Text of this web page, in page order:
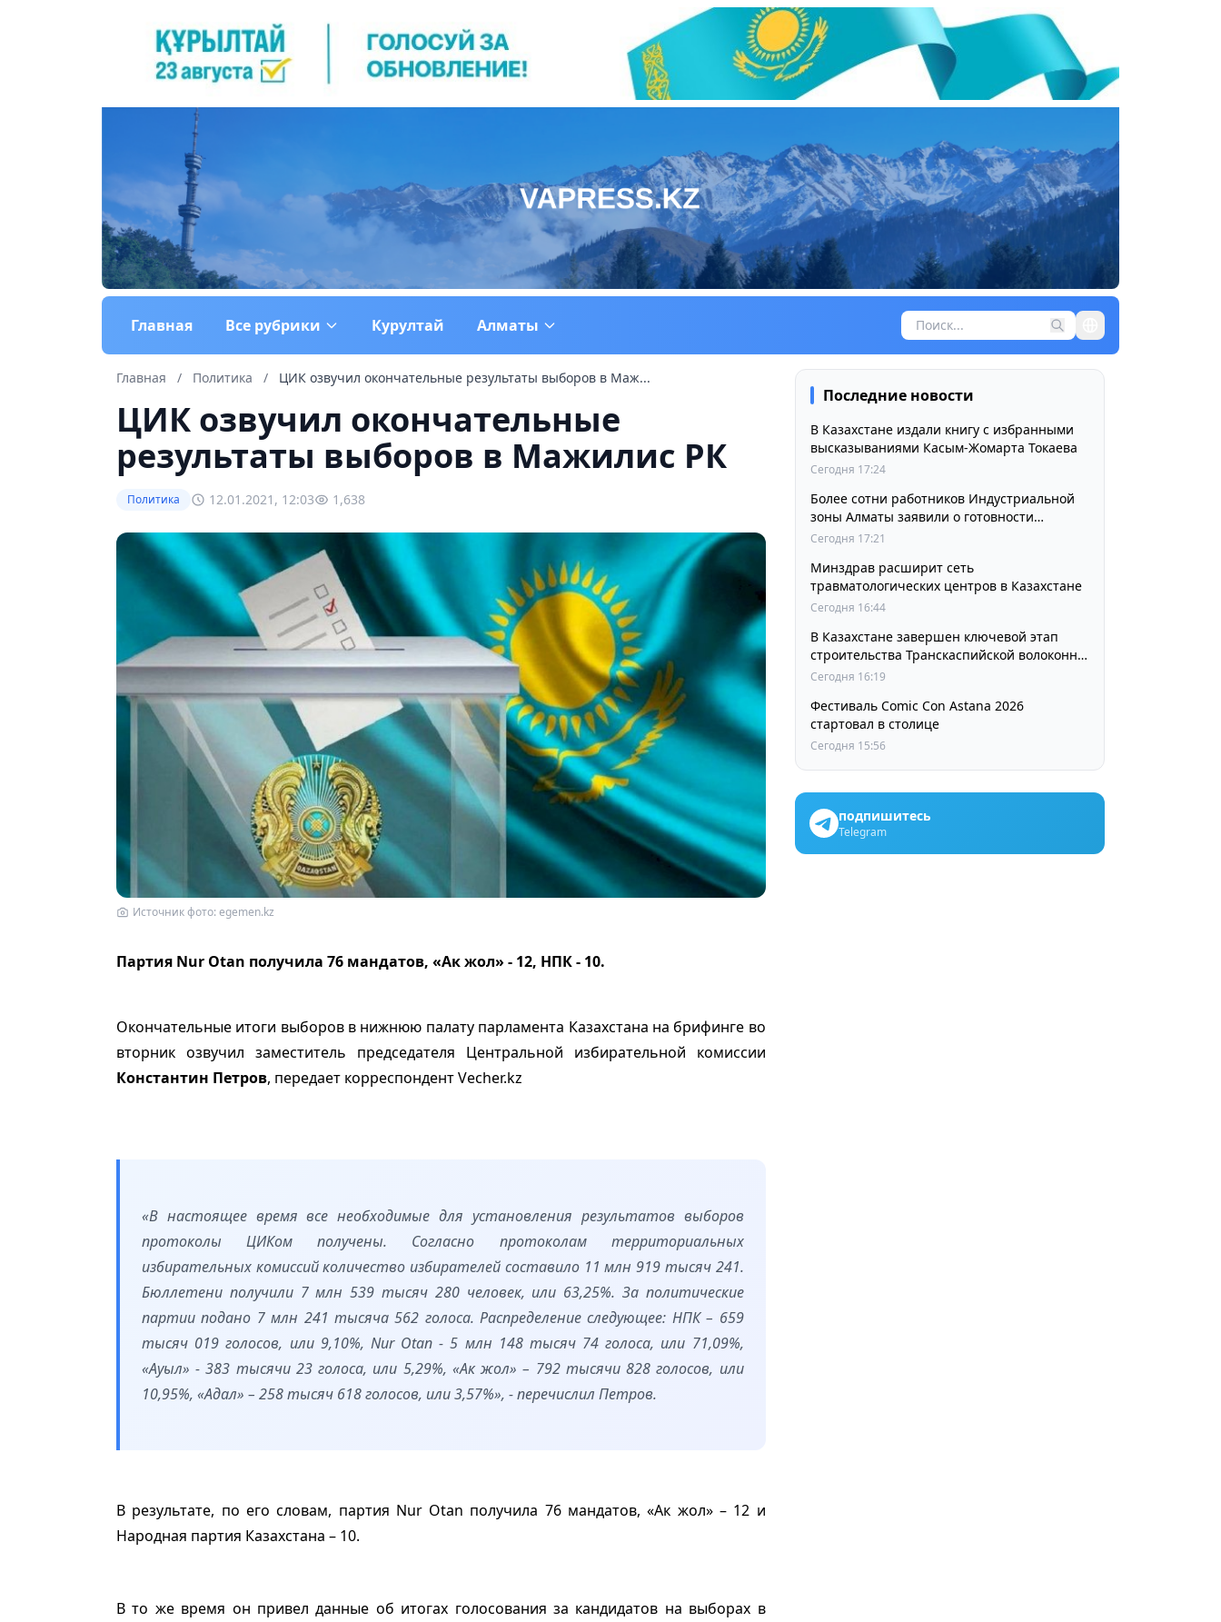
Главная Все рубрики Курултай Алматы
Главная / Политика / ЦИК озвучил окончательные результаты выборов в Маж...
ЦИК озвучил окончательные
результаты выборов в Мажилис РК
Политика 12.01.2021, 12:03 1,638
Источник фото: egemen.kz
Партия Nur Otan получила 76 мандатов, «Ак жол» - 12, НПК - 10.
Окончательные итоги выборов в нижнюю палату парламента Казахстана на брифинге во
вторник озвучил заместитель председателя Центральной избирательной комиссии
Константин Петров, передает корреспондент Vecher.kz
«В настоящее время все необходимые для установления результатов выборов
протоколы ЦИКом получены. Согласно протоколам территориальных
избирательных комиссий количество избирателей составило 11 млн 919 тысяч 241.
Бюллетени получили 7 млн 539 тысяч 280 человек, или 63,25%. За политические
партии подано 7 млн 241 тысяча 562 голоса. Распределение следующее: НПК – 659
тысяч 019 голосов, или 9,10%, Nur Otan - 5 млн 148 тысяч 74 голоса, или 71,09%,
«Ауыл» - 383 тысячи 23 голоса, или 5,29%, «Ак жол» – 792 тысячи 828 голосов, или
10,95%, «Адал» – 258 тысяч 618 голосов, или 3,57%», - перечислил Петров.
В результате, по его словам, партия Nur Otan получила 76 мандатов, «Ак жол» – 12 и
Народная партия Казахстана – 10.
В то же время он привел данные об итогах голосования за кандидатов на выборах в
Последние новости
В Казахстане издали книгу с избранными
высказываниями Касым-Жомарта Токаева
Сегодня 17:24
Более сотни работников Индустриальной
зоны Алматы заявили о готовности
принять участие в выборах членов
Сегодня 17:21
Минздрав расширит сеть
травматологических центров в Казахстане
Сегодня 16:44
В Казахстане завершен ключевой этап
строительства Транскаспийской волоконно-
оптической линии связи
Сегодня 16:19
Фестиваль Comic Con Astana 2026
стартовал в столице
Сегодня 15:56
подпишитесь
Telegram